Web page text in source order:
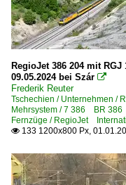
Strecke Linz –
Strecke
Strecke Wien
Strecke Wien
Tschechien
Bahnhöfe (A - K)
RegioJet 386 204 mit
09.05.2024 bei Szár 
Frederik Reuter
Tschechien / Unternehmen /
Mehrsystem / 7 386 BR 386
Fernzüge / RegioJet
 133 1200x800 Px,